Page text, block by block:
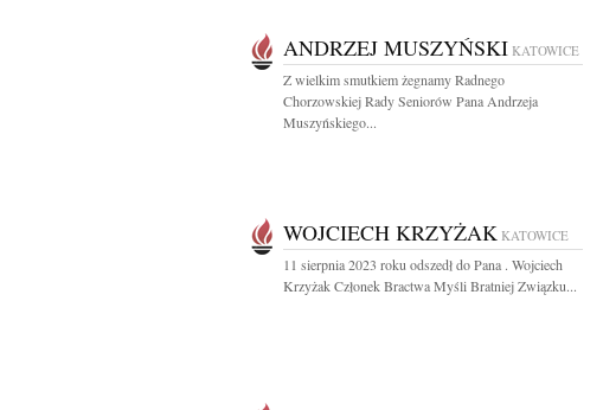
ANDRZEJ MUSZYŃSKI KATOWICE
Z wielkim smutkiem żegnamy Radnego
Chorzowskiej Rady Seniorów Pana Andrzeja
Muszyńskiego...
WOJCIECH KRZYŻAK KATOWICE
11 sierpnia 2023 roku odszedł do Pana . Wojciech
Krzyżak Członek Bractwa Myśli Bratniej Związku...